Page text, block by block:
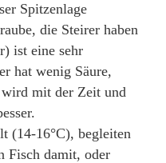
Spitzenlage
die Steirer haben
ist eine sehr
hat wenig Säure,
mit der Zeit und
(14-16°C), begleiten
Fisch damit, oder